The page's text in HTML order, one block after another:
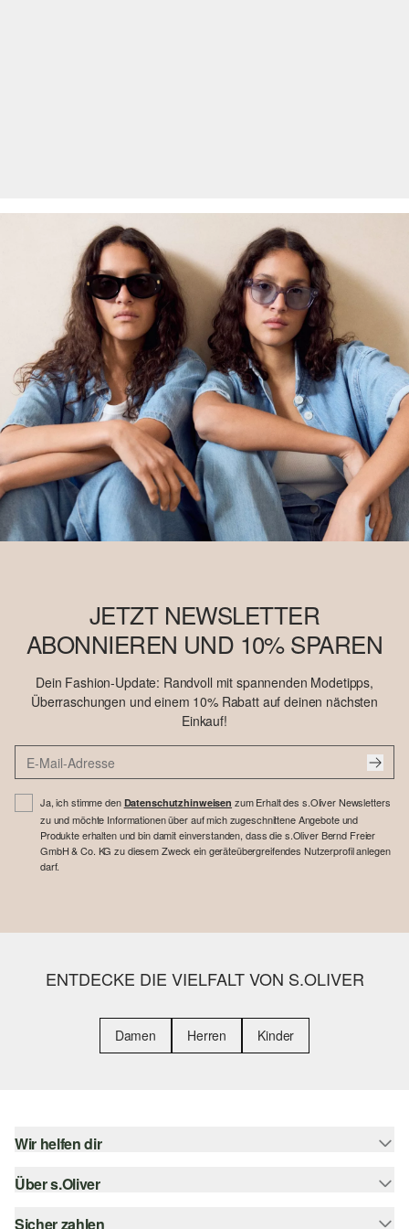
Deine Retoure kannst duHIERonline anmelden.
JETZT NEWSLETTER
ABONNIEREN UND 10% SPAREN
Dein Fashion-Update: Randvoll mit spannenden Modetipps,
Überraschungen und einem 10% Rabatt auf deinen nächsten
Einkauf!
Ja, ich stimme den Datenschutzhinweisen zum Erhalt des s.Oliver Newsletters
zu und möchte Informationen über auf mich zugeschnittene Angebote und
Produkte erhalten und bin damit einverstanden, dass die s.Oliver Bernd Freier
GmbH & Co. KG zu diesem Zweck ein geräteübergreifendes Nutzerprofil anlegen
darf.
ENTDECKE DIE VIELFALT VON S.OLIVER
Damen Herren Kinder
Wir helfen dir
Hilfe & FAQ
Über s.Oliver
s.Oliver Magazin
Sicher zahlen